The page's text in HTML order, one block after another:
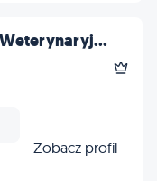
Zobacz profil